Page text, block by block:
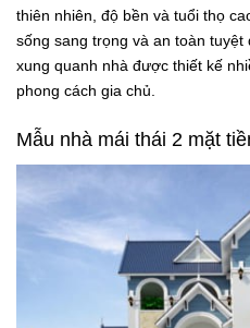
thiên nhiên, độ bền và tuổi thọ
sống sang trọng và an toàn tuyệt
xung quanh nhà được thiết kế
phong cách gia chủ.
Mẫu nhà mái thái 2 mặt